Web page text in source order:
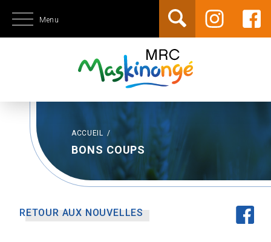
Menu
ACCUEIL /
BONS COUPS
RETOUR AUX NOUVELLES